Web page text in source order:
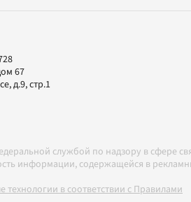
67
д.9, стр.1
службой по надзору в сфере
информации, содержащейся в
в соответствии с Правилами